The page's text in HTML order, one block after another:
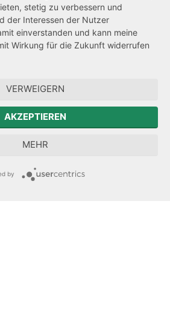
zur Aufarbeitung der SED-
stetig zu verbessern und
der Interessen der Nutzer
einverstanden und kann meine
Wirkung für die Zukunft widerrufen
VERWEIGERN
AKZEPTIEREN
MEHR
by